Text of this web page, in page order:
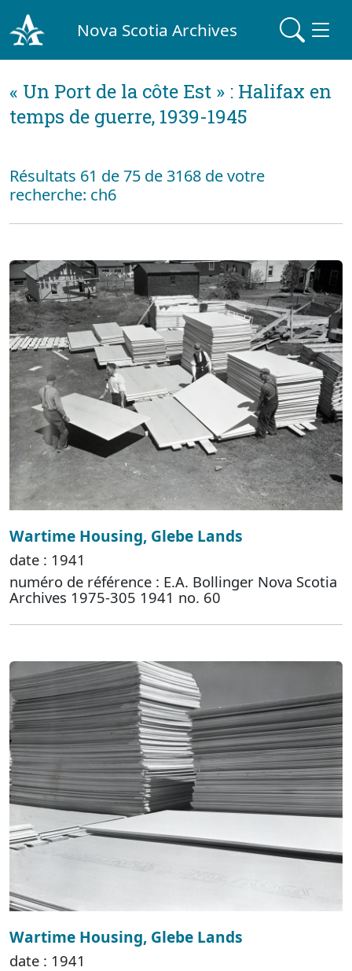
Nova Scotia Archives
« Un Port de la côte Est » : Halifax en
temps de guerre, 1939-1945
Résultats 61 de 75 de 3168 de votre
recherche: ch6
Wartime Housing, Glebe Lands
date : 1941
numéro de référence : E.A. Bollinger Nova Scotia
Archives 1975-305 1941 no. 60
Wartime Housing, Glebe Lands
date : 1941